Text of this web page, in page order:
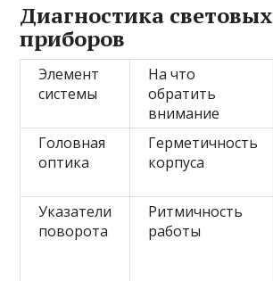
Диагностика световых
приборов
Элемент
системы
На что
обратить
внимание
Головная
оптика
Герметичность
корпуса
Указатели
поворота
Ритмичность
работы